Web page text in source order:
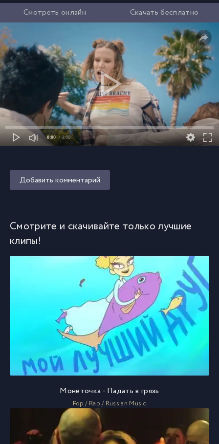
Смотреть онлайн Скачать бесплатно
0:00 / 0:00
Добавить комментарий
Смотрите и скачивайте только лучшие
клипы!
Монеточка - Падать в грязь
Pop / Rap / Russian Music